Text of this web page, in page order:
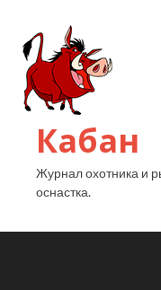
Кабан
Журнал охотника и
оснастка.